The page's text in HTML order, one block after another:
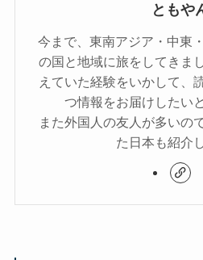
ともや
今まで、東南アジア・中東
の国と地域に旅をしてきま
えていた経験をいかして、
つ情報をお届けしたい
また外国人の友人が多いの
た日本も紹介